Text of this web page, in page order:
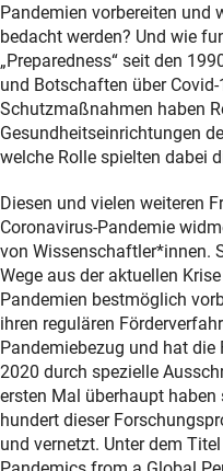
Pandemien vorbereiten und
bedacht werden? Und wie
„Preparedness“ seit den
und Botschaften über
Schutzmaßnahmen haben
Gesundheitseinrichtungen
welche Rolle spielten dabei
Diesen und vielen weiteren
Coronavirus-Pandemie
von Wissenschaftler*innen.
Wege aus der aktuellen
Pandemien bestmöglich
ihren regulären
Pandemiebezug und hat
2020 durch spezielle
ersten Mal überhaupt
hundert dieser
und vernetzt. Unter dem